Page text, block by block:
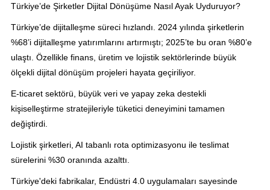
Türkiye’de Şirketler Dijital Dönüşüme Nasıl Ayak Uyduruyor?
Türkiye’de dijitalleşme süreci hızlandı. 2024 yılında şirketlerin
%68’i dijitalleşme yatırımlarını artırmıştı; 2025’te bu oran %80’e
ulaştı. Özellikle finans, üretim ve lojistik sektörlerinde büyük
ölçekli dijital dönüşüm projeleri hayata geçiriliyor.
E-ticaret sektörü, büyük veri ve yapay zeka destekli
kişiselleştirme stratejileriyle tüketici deneyimini tamamen
değiştirdi.
Lojistik şirketleri, AI tabanlı rota optimizasyonu ile teslimat
sürelerini %30 oranında azalttı.
Türkiye'deki fabrikalar, Endüstri 4.0 uygulamaları sayesinde